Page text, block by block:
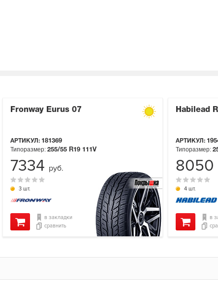
Fronway Eurus 07
АРТИКУЛ: 181369
3 шт.
Типоразмер: 255/55 R19 111V
в закладки
сравнить
7334 руб.
Habilead
АРТИКУЛ:
4 шт.
Типоразмер:
в
8050